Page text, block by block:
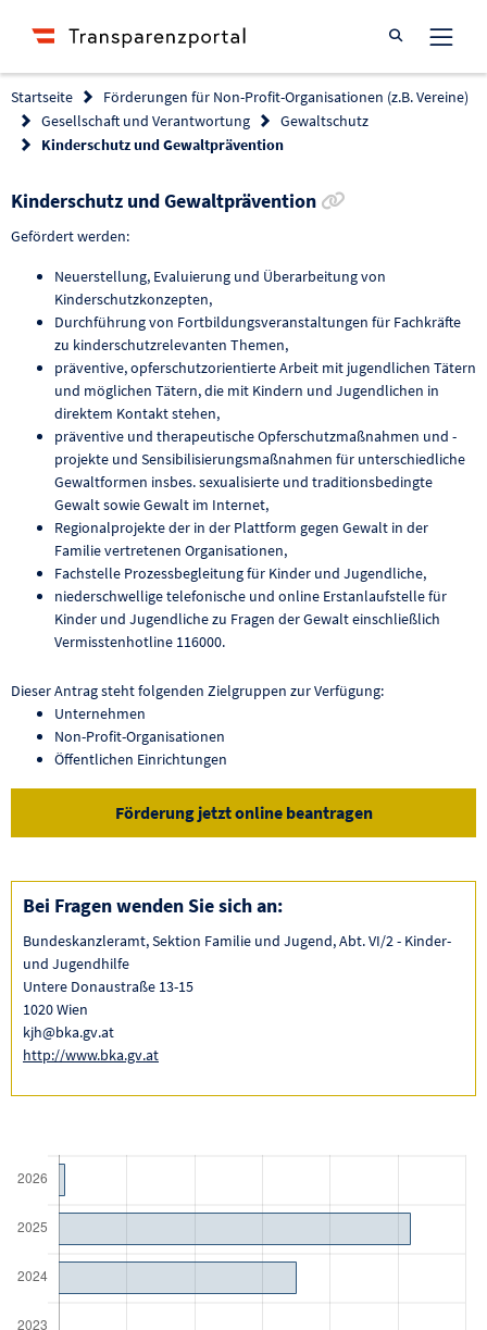
Suche öffnen
Startseite
Förderungen für Non-Profit-Organisationen (z.B. Vereine)
Gesellschaft und Verantwortung
Gewaltschutz
Kinderschutz und Gewaltprävention
Kinderschutz und Gewaltprävention
Gefördert werden:
Neuerstellung, Evaluierung und Überarbeitung von
Kinderschutzkonzepten,
Durchführung von Fortbildungsveranstaltungen für Fachkräfte
zu kinderschutzrelevanten Themen,
präventive, opferschutzorientierte Arbeit mit jugendlichen Tätern
und möglichen Tätern, die mit Kindern und Jugendlichen in
direktem Kontakt stehen,
präventive und therapeutische Opferschutzmaßnahmen und -
projekte und Sensibilisierungsmaßnahmen für unterschiedliche
Gewaltformen insbes. sexualisierte und traditionsbedingte
Gewalt sowie Gewalt im Internet,
Regionalprojekte der in der Plattform gegen Gewalt in der
Familie vertretenen Organisationen,
Fachstelle Prozessbegleitung für Kinder und Jugendliche,
niederschwellige telefonische und online Erstanlaufstelle für
Kinder und Jugendliche zu Fragen der Gewalt einschließlich
Vermisstenhotline 116000.
Dieser Antrag steht folgenden Zielgruppen zur Verfügung:
Unternehmen
Non-Profit-Organisationen
Öffentlichen Einrichtungen
Förderung jetzt online beantragen
Bei Fragen wenden Sie sich an:
Bundeskanzleramt, Sektion Familie und Jugend, Abt. VI/2 - Kinder-
und Jugendhilfe
Untere Donaustraße 13-15
1020 Wien
kjh@bka.gv.at
http://www.bka.gv.at